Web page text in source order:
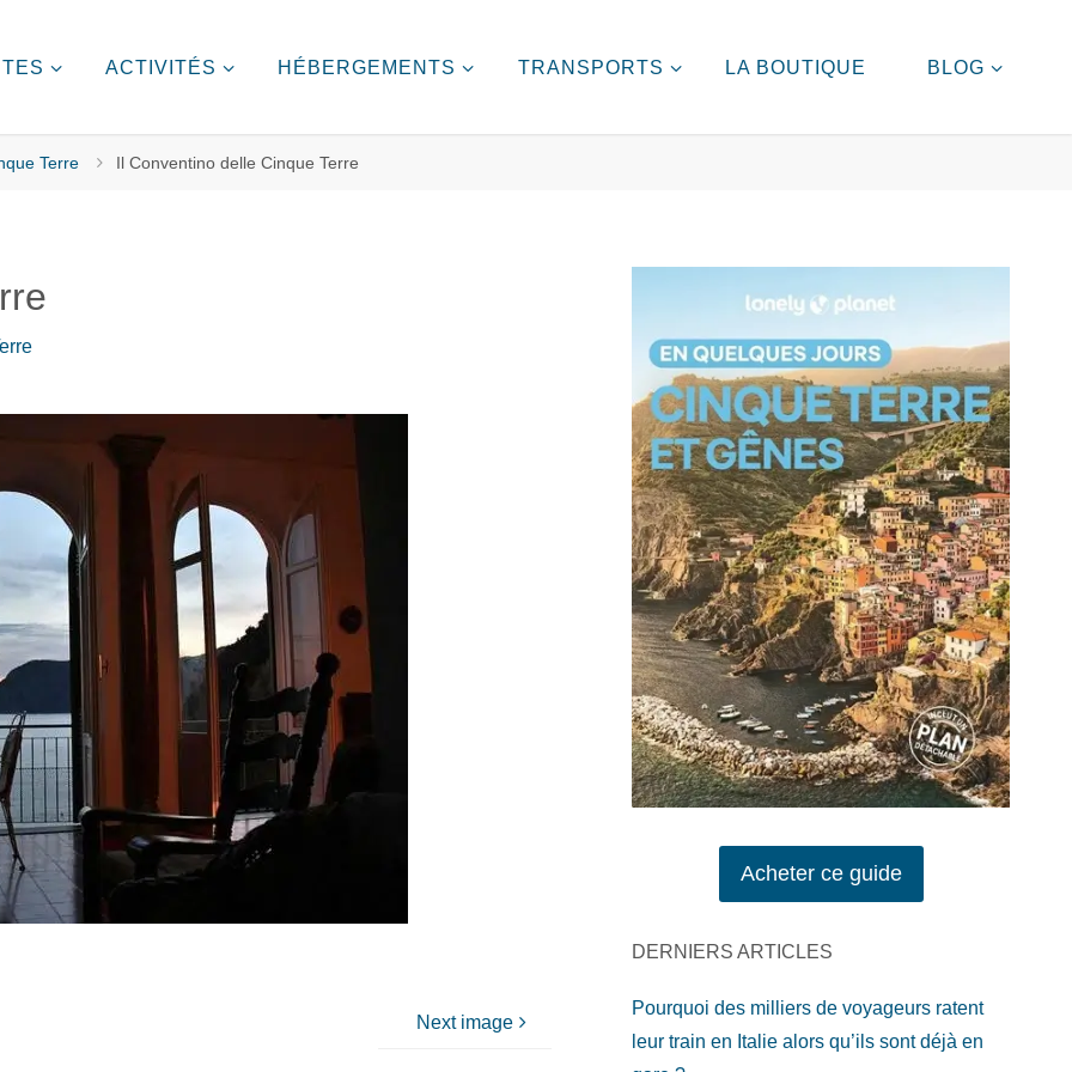
ACTIVITÉS HÉBERGEMENTS TRANSPORTS LA BOUTIQUE BLOG
Terre Il Conventino delle Cinque Terre
Next image
Acheter ce guide
DERNIERS ARTICLES
Pourquoi des milliers de voyageurs ratent
leur train en Italie alors qu’ils sont déjà en